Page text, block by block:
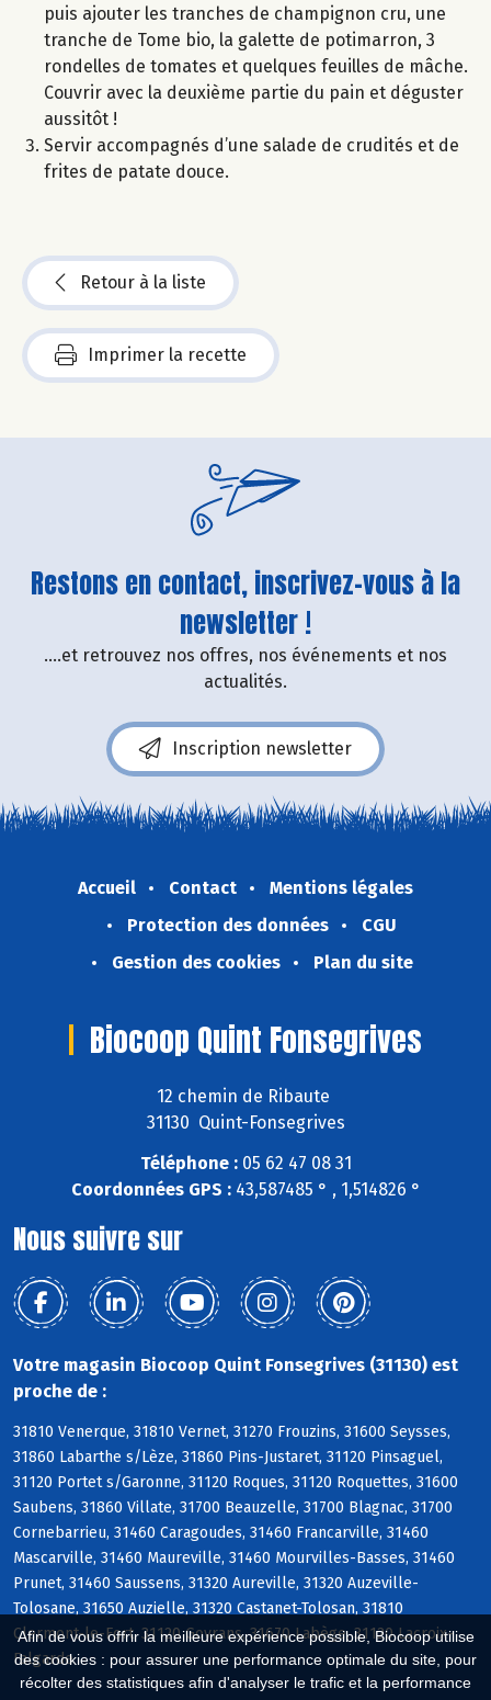
Afin de vous offrir la meilleure expérience possible, Biocoop utilise
des cookies : pour assurer une performance optimale du site, pour
récolter des statistiques afin d'analyser le trafic et la performance
puis ajouter les tranches de champignon cru, une
tranche de Tome bio, la galette de potimarron, 3
rondelles de tomates et quelques feuilles de mâche.
Couvrir avec la deuxième partie du pain et déguster
aussitôt !
Servir accompagnés d’une salade de crudités et de
frites de patate douce.
Retour à la liste
Imprimer la recette
Restons en contact, inscrivez-vous à la
newsletter !
....et retrouvez nos offres, nos événements et nos
actualités.
Inscription newsletter
Accueil Contact
Mentions légales
Protection des données
CGU
Gestion des cookies
Plan du site
Biocoop Quint Fonsegrives
12 chemin de Ribaute
31130 Quint-Fonsegrives
Téléphone :05 62 47 08 31
Coordonnées GPS :43,587485 ° , 1,514826 °
Nous suivre sur
Votre magasin Biocoop Quint Fonsegrives (31130) est
proche de :
31810 Venerque, 31810 Vernet, 31270 Frouzins, 31600 Seysses,
31860 Labarthe s/Lèze, 31860 Pins-Justaret, 31120 Pinsaguel,
31120 Portet s/Garonne, 31120 Roques, 31120 Roquettes, 31600
Saubens, 31860 Villate, 31700 Beauzelle, 31700 Blagnac, 31700
Cornebarrieu, 31460 Caragoudes, 31460 Francarville, 31460
Mascarville, 31460 Maureville, 31460 Mourvilles-Basses, 31460
Prunet, 31460 Saussens, 31320 Aureville, 31320 Auzeville-
Tolosane, 31650 Auzielle, 31320 Castanet-Tolosan, 31810
Clermont-le-Fort, 31120 Goyrans, 31670 Labège, 31120 Lacroix-
Falgarde